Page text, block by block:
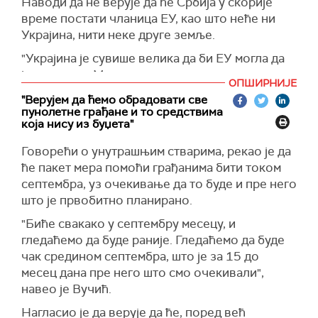
стигло и да видим можемо ли себе да
променимо. Морамо себе да променимо",
истакао је Вучић.
ћете видети у Северној Македонији а да не
пише и на албанском језику. Дакле, једино што
је забрањено увек, свуда и свима, то је Србима.
Само мора да се смањује српски утицај", истиче
Вучић.
Наводи да "толику мржњу код оних које су
Срби довели на власт није видео до сада".
"Они мрзе Србе јер им не дају српски језик,
тробојку, а све су то обећавали. То су биле
главне линије на којима су литије одржаване.
Нећу уопште да говорим о томе шта су све од
мене тражили, какву врсту помоћи, а шта су
добили и шта нису", закључује Вучић.
време постати чланица ЕУ, као што неће ни
Украјина, нити неке друге земље.
"Украјина је сувише велика да би ЕУ могла да
је прихвати. Ми смо за регион сувише велики
да би могли да нас прихвате. И, наравно,
постоје и неке друге ствари, од Косова и
Метохије, односа према Русији и Народној
Сједињеним Америчким Државама", истиче
председник Србије.
Наглашава да је Београд добро разумео
поруку Брисела.
"Не љутимо се, то су наши партнери, ви желите
неке друге људе, све је то у реду. Понављам,
имам одређену врсту наде, захвалан сам
Урсули (Фон дер Лајен) и Антонију Кости... Они
су уложили напор, чак се и борили за Србију.
ОПШИРНИЈЕ
"Верујем да ћемо обрадовати све
пунолетне грађане и то средствима
која нису из буџета"
Говорећи о унутрашњим стварима, рекао је да
ће пакет мера помоћи грађанима бити током
септембра, уз очекивање да то буде и пре него
што је првобитно планирано.
"Биће свакако у септембру месецу, и
гледаћемо да буде раније. Гледаћемо да буде
чак средином септембра, што је за 15 до
месец дана пре него што смо очекивали",
навео је Вучић.
Нагласио је да верује да ће, поред већ